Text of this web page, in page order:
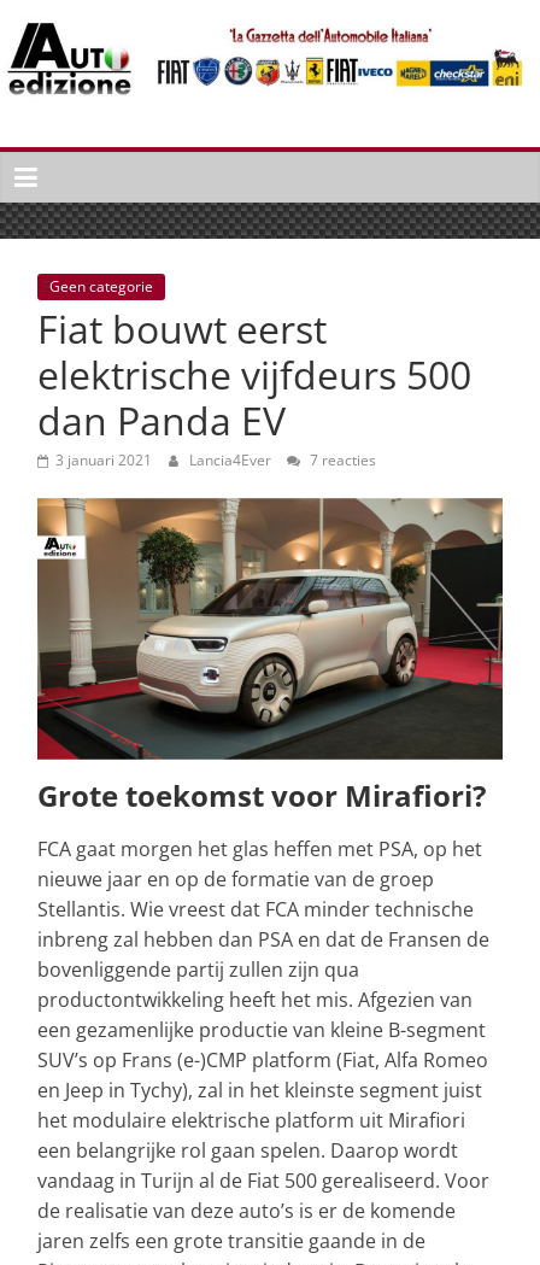
naar
inhoud
Auto
Edizione
La
Gazetta
dell'Automobile
Italiana
Italiaans
autonieuws
lifestyle
Geen categorie
Fiat bouwt eerst
elektrische vijfdeurs 500
dan Panda EV
3 januari 2021 Lancia4Ever 7 reacties
Grote toekomst voor Mirafiori?
FCA gaat morgen het glas heffen met PSA, op het
nieuwe jaar en op de formatie van de groep
Stellantis. Wie vreest dat FCA minder technische
inbreng zal hebben dan PSA en dat de Fransen de
bovenliggende partij zullen zijn qua
productontwikkeling heeft het mis. Afgezien van
een gezamenlijke productie van kleine B-segment
SUV’s op Frans (e-)CMP platform (Fiat, Alfa Romeo
en Jeep in Tychy), zal in het kleinste segment juist
het modulaire elektrische platform uit Mirafiori
een belangrijke rol gaan spelen. Daarop wordt
vandaag in Turijn al de Fiat 500 gerealiseerd. Voor
de realisatie van deze auto’s is er de komende
jaren zelfs een grote transitie gaande in de